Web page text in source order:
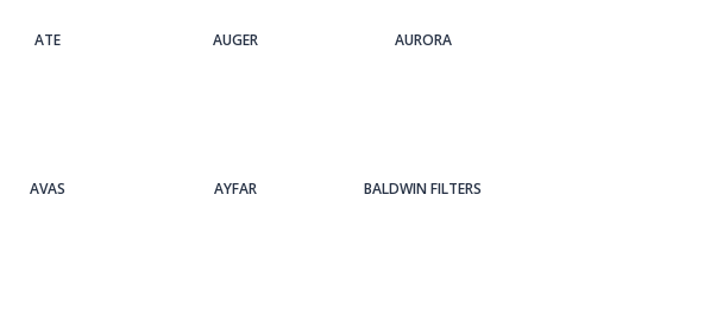
ATE AUGER AURORA
AVAS AYFAR BALDWIN FILTERS